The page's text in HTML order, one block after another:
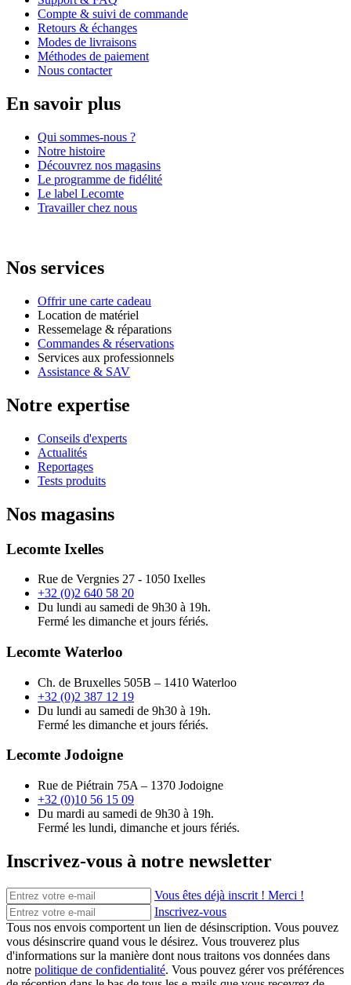
Compte & suivi de commande
Retours & échanges
Modes de livraisons
Méthodes de paiement
Nous contacter
En savoir plus
Qui sommes-nous ?
Notre histoire
Découvrez nos magasins
Le programme de fidélité
Le label Lecomte
Travailler chez nous
Nos services
Offrir une carte cadeau
Location de matériel
Ressemelage & réparations
Commandes & réservations
Services aux professionnels
Assistance & SAV
Notre expertise
Conseils d'experts
Actualités
Reportages
Tests produits
Nos magasins
Lecomte Ixelles
Rue de Vergnies 27 - 1050 Ixelles
+32 (0)2 640 58 20
Du lundi au samedi de 9h30 à 19h.
Fermé les dimanche et jours fériés.
Lecomte Waterloo
Ch. de Bruxelles 505B – 1410 Waterloo
+32 (0)2 387 12 19
Du lundi au samedi de 9h30 à 19h.
Fermé les dimanche et jours fériés.
Lecomte Jodoigne
Rue de Piétrain 75A – 1370 Jodoigne
+32 (0)10 56 15 09
Du mardi au samedi de 9h30 à 19h.
Fermé les lundi, dimanche et jours fériés.
Inscrivez-vous à notre newsletter
Vous êtes déjà inscrit ! Merci !
Inscrivez-vous
Tous nos envois comportent un lien de désinscription. Vous pouvez
vous désinscrire quand vous le désirez. Vous trouverez plus
d'informations sur la manière dont nous traitons vos données dans
notre politique de confidentialité. Vous pouvez gérer vos préférences